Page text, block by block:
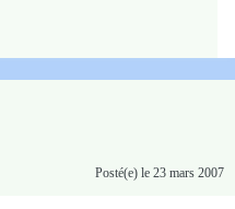
Posté(e) le 23 mars 2007